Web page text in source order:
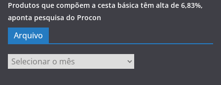
Produtos que compõem a cesta básica têm alta de 6,83%,
aponta pesquisa do Procon
Arquivo
Arquivo